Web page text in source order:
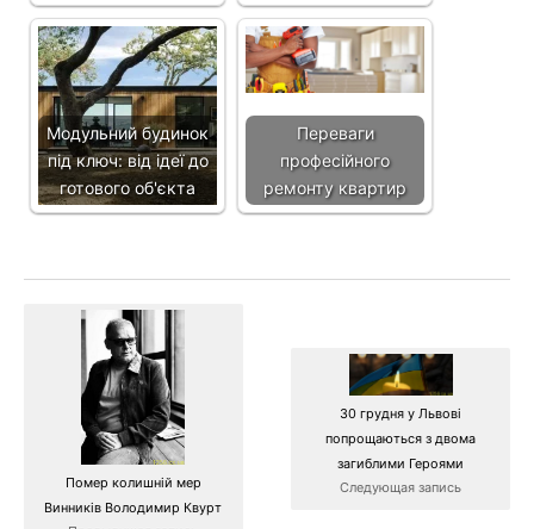
Модульний будинок
під ключ: від ідеї до
готового об'єкта
Переваги
професійного
ремонту квартир
Помер колишній мер
Винників Володимир Квурт
30 грудня у Львові
попрощаються з двома
загиблими Героями
Следующая запись